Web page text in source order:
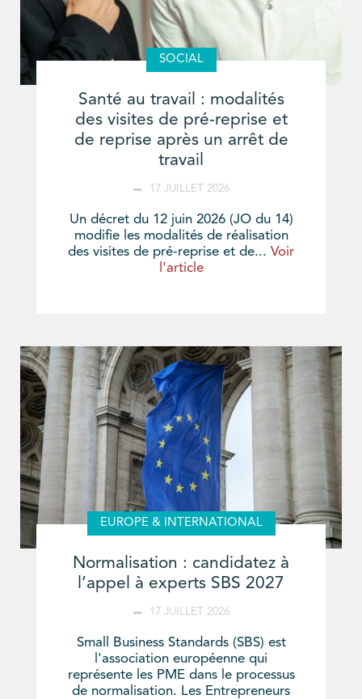
SOCIAL
Santé au travail : modalités
des visites de pré-reprise et
de reprise après un arrêt de
travail
17 JUILLET 2026
Un décret du 12 juin 2026 (JO du 14)
modifie les modalités de réalisation
des visites de pré-reprise et de... Voir
l'article
EUROPE & INTERNATIONAL
Normalisation : candidatez à
l’appel à experts SBS 2027
17 JUILLET 2026
Small Business Standards (SBS) est
l'association européenne qui
représente les PME dans le processus
de normalisation. Les Entrepreneurs